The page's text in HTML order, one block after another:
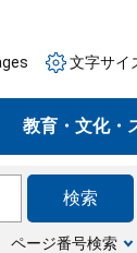
文字サイ
教育・文化・
ページ番号検索